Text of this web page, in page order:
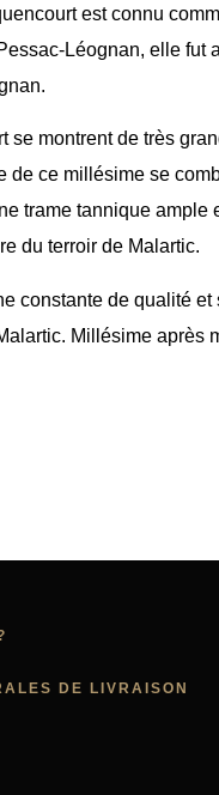
est connu
Léognan, elle
se montrent de très
de ce millésime se
trame tannique ample
du terroir de Malartic.
constante de qualité
Millésime après
DE LIVRAISON